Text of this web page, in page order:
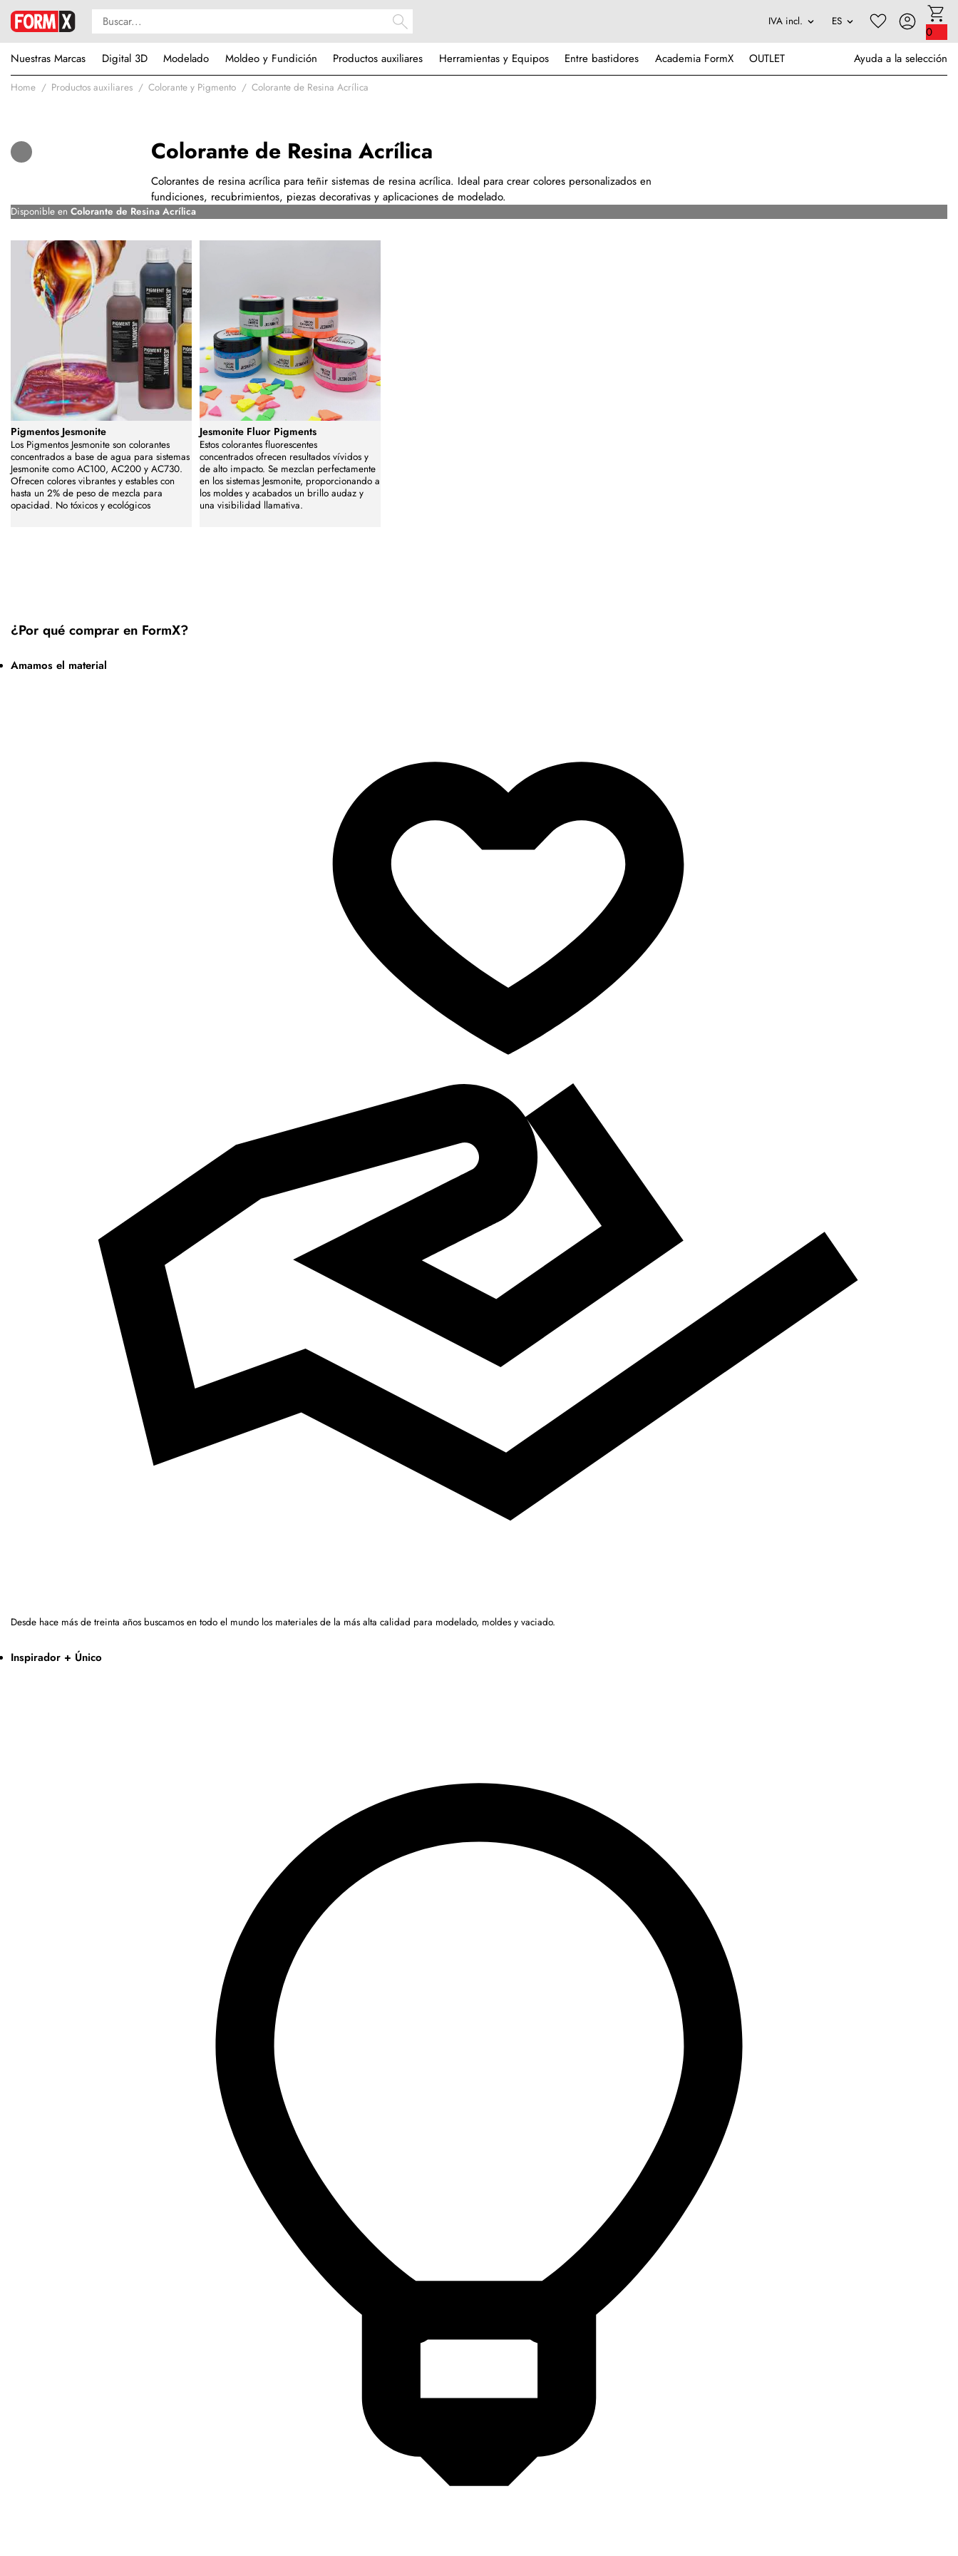
0
Nuestras Marcas
Digital 3D Modelado Moldeo y Fundición Productos auxiliares Herramientas y Equipos Entre bastidores Academia FormX OUTLET Ayuda a la selección
Home Productos auxiliares Colorante y Pigmento Colorante de Resina Acrílica
Colorante de Resina Acrílica
Colorantes de resina acrílica para teñir sistemas de resina acrílica. Ideal para crear colores personalizados en
fundiciones, recubrimientos, piezas decorativas y aplicaciones de modelado.
Disponible en Colorante de Resina Acrílica
Pigmentos Jesmonite
Los Pigmentos Jesmonite son colorantes
concentrados a base de agua para sistemas
Jesmonite como AC100, AC200 y AC730.
Ofrecen colores vibrantes y estables con
hasta un 2% de peso de mezcla para
opacidad. No tóxicos y ecológicos
Jesmonite Fluor Pigments
Estos colorantes fluorescentes
concentrados ofrecen resultados vívidos y
de alto impacto. Se mezclan perfectamente
en los sistemas Jesmonite, proporcionando a
los moldes y acabados un brillo audaz y
una visibilidad llamativa.
¿Por qué comprar en FormX?
Amamos el material
Desde hace más de treinta años buscamos en todo el mundo los materiales de la más alta calidad para modelado, moldes y vaciado.
Inspirador + Único